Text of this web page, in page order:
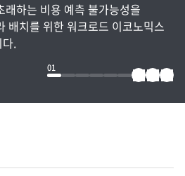
하는 비용 예측 불가능성을
배치를 위한 워크로드 이코노믹스
.
01